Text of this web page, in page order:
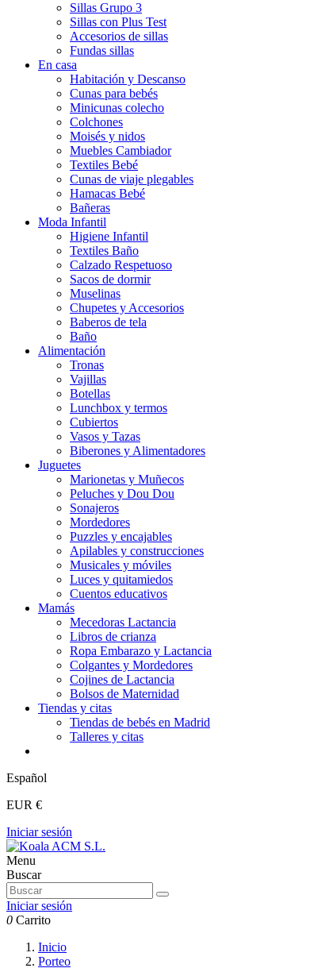
Sillas Grupo 3
Sillas con Plus Test
Accesorios de sillas
Fundas sillas
En casa
Habitación y Descanso
Cunas para bebés
Minicunas colecho
Colchones
Moisés y nidos
Muebles Cambiador
Textiles Bebé
Cunas de viaje plegables
Hamacas Bebé
Bañeras
Moda Infantil
Higiene Infantil
Textiles Baño
Calzado Respetuoso
Sacos de dormir
Muselinas
Chupetes y Accesorios
Baberos de tela
Baño
Alimentación
Tronas
Vajillas
Botellas
Lunchbox y termos
Cubiertos
Vasos y Tazas
Biberones y Alimentadores
Juguetes
Marionetas y Muñecos
Peluches y Dou Dou
Sonajeros
Mordedores
Puzzles y encajables
Apilables y construcciones
Musicales y móviles
Luces y quitamiedos
Cuentos educativos
Mamás
Mecedoras Lactancia
Libros de crianza
Ropa Embarazo y Lactancia
Colgantes y Mordedores
Cojines de Lactancia
Bolsos de Maternidad
Tiendas y citas
Tiendas de bebés en Madrid
Talleres y citas
Español
EUR €
Iniciar sesión
Menu
Buscar
Iniciar sesión
0 Carrito
Inicio
Porteo